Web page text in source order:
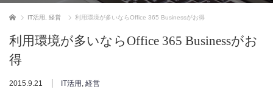
ホーム IT活用 経営 利用環境が多いならOffice 365 Businessがお得
利用環境が多いならOffice 365 Businessがお
得
2015.9.21 IT活用, 経営